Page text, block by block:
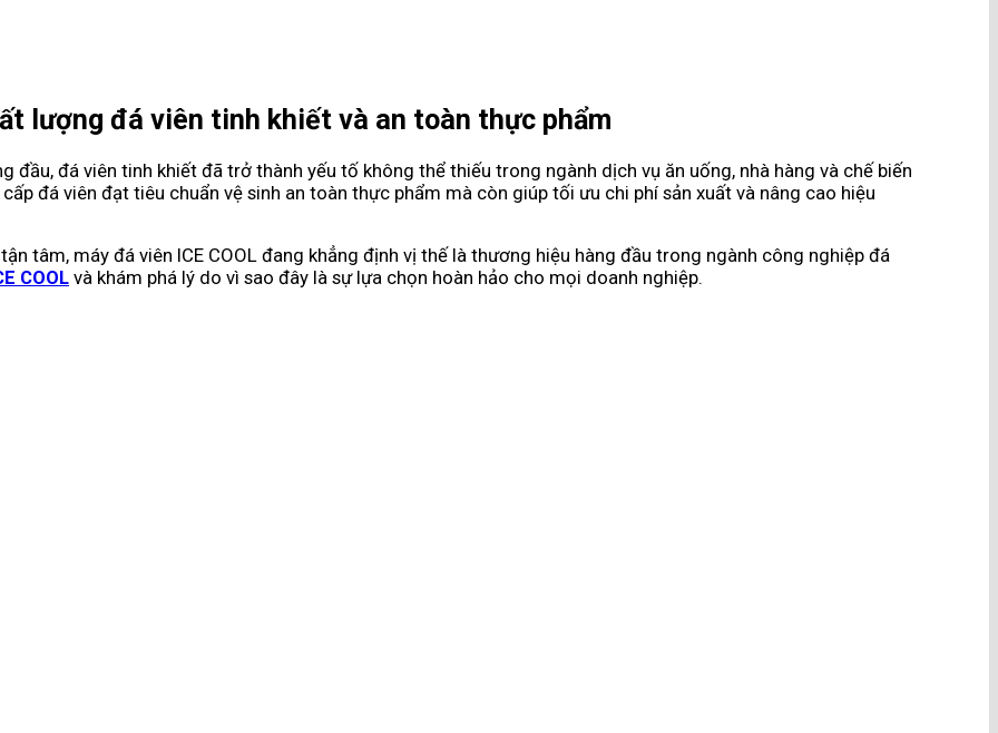
lượng đá viên tinh khiết và an toàn thực phẩm
đầu, đá viên tinh khiết đã trở thành yếu tố không thể thiếu trong ngành dịch vụ ăn uống, nhà hàng và chế biến
đá viên đạt tiêu chuẩn vệ sinh an toàn thực phẩm mà còn giúp tối ưu chi phí sản xuất và nâng cao hiệu
tâm, máy đá viên ICE COOL đang khẳng định vị thế là thương hiệu hàng đầu trong ngành công nghiệp đá
COOLvà khám phá lý do vì sao đây là sự lựa chọn hoàn hảo cho mọi doanh nghiệp.